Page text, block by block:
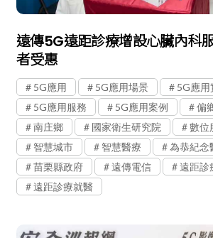
遠傳5G遠距診療增設心臟內科
者受惠
5G應用 5G應用場景
5G應用
5G應用服務
5G應用案例
偏
南庄鄉
國家衛生研究院
數位
智慧城市
智慧醫療 為恭紀念
苗栗縣政府
遠傳電信
遠距診
遠距診療就醫